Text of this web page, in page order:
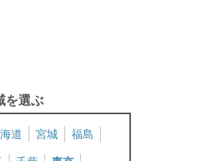
を選ぶ
道 宮城 福島